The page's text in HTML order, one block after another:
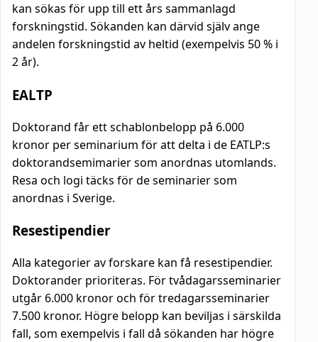
kan sökas för upp till ett års sammanlagd
forskningstid. Sökanden kan därvid själv ange
andelen forskningstid av heltid (exempelvis 50 % i
2 år).
EALTP
Doktorand får ett schablonbelopp på 6.000
kronor per seminarium för att delta i de EATLP:s
doktorandsemimarier som anordnas utomlands.
Resa och logi täcks för de seminarier som
anordnas i Sverige.
Resestipendier
Alla kategorier av forskare kan få resestipendier.
Doktorander prioriteras. För tvådagarsseminarier
utgår 6.000 kronor och för tredagarsseminarier
7.500 kronor. Högre belopp kan beviljas i särskilda
fall, som exempelvis i fall då sökanden har högre